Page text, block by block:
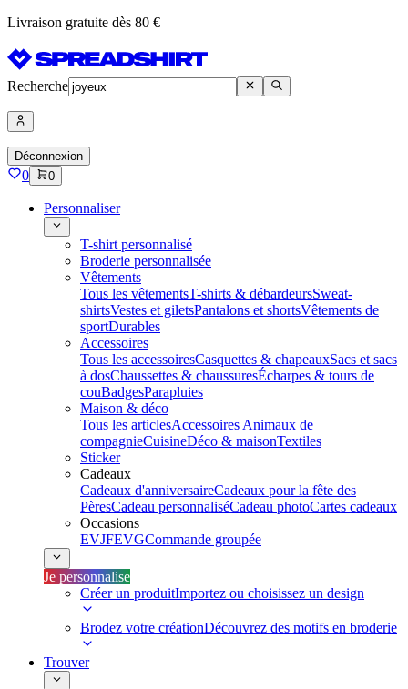
Livraison gratuite dès 80 €
Recherche
Déconnexion
0 0
Personnaliser
T-shirt personnalisé
Broderie personnalisée
Vêtements
Tous les vêtementsT-shirts & débardeursSweat-
shirtsVestes et giletsPantalons et shortsVêtements de
sportDurables
Accessoires
Tous les accessoiresCasquettes & chapeauxSacs et sacs
à dosChaussettes & chaussuresÉcharpes & tours de
couBadgesParapluies
Maison & déco
Tous les articlesAccessoires Animaux de
compagnieCuisineDéco & maisonTextiles
Sticker
Cadeaux
Cadeaux d'anniversaireCadeaux pour la fête des
PèresCadeau personnaliséCadeau photoCartes cadeaux
Occasions
EVJFEVGCommande groupée
Je personnalise
Créer un produitImportez ou choisissez un design
Brodez votre créationDécouvrez des motifs en broderie
Trouver